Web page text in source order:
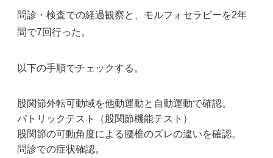
問診・検査での経過観察と、モルフォセラピーを2年
間で7回行った。
以下の手順でチェックする。
股関節外転可動域を他動運動と自動運動で確認。
パトリックテスト（股関節機能テスト）
股関節の可動角度による腰椎のズレの違いを確認。
問診での症状確認。